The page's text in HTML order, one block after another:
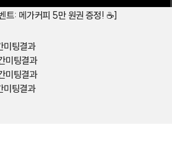
트: 메가커피 5만 원권 증정! ☕️]
팅결과
미팅결과
미팅결과
팅결과